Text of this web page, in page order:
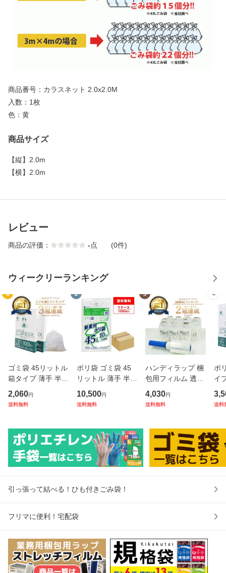
商品番号：カラスネット 2.0x2.0M
入数：1枚
色：黄
商品サイズ
【縦】 2.0m
【横】 2.0m
レビュー
商品の評価： -点 (0件)
ウィークリーランキング
1
ゴミ袋 45リットル
箱タイプ 薄手 半透
明 65x80cm 0.015
mm厚 100枚x2小
袋 45l 箱型 収納 セ
ット販売
2,060円
送料無料
2
ポリ袋 ゴミ袋 45
リットル 薄手 半透
明 65x80cm 0.012
mm厚 10枚x150冊
無料 サンキョウプ
ラテック
10,500円
送料無料
3
ハンディラップ 梱
包用フィルム 透明
100mm幅x150m 2
0μ 12本 STR-100-
イプ クリア 梱包ラ
4,030円
送料無料
4
ポ
イ
薄
0l
キ
送料
引っ張って結べる！ひも付きごみ袋！
フリマに便利！宅配袋